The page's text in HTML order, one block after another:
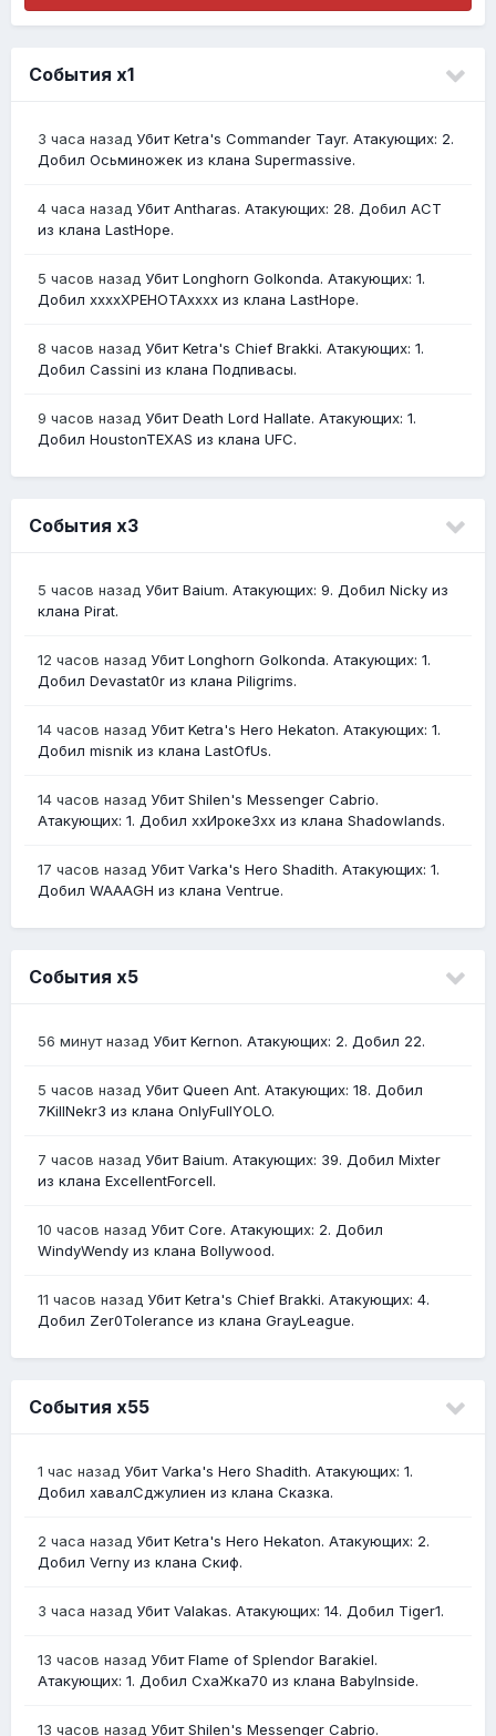
События х1
3 часа назад Убит Ketra's Commander Tayr. Атакующих: 2.
Добил Осьминожек из клана Supermassive.
4 часа назад Убит Antharas. Атакующих: 28. Добил АСТ
из клана LastHope.
5 часов назад Убит Longhorn Golkonda. Атакующих: 1.
Добил ххххХРЕНОТАхххх из клана LastHope.
8 часов назад Убит Ketra's Chief Brakki. Атакующих: 1.
Добил Cassini из клана Подпивасы.
9 часов назад Убит Death Lord Hallate. Атакующих: 1.
Добил HoustonTEXAS из клана UFC.
События х3
5 часов назад Убит Baium. Атакующих: 9. Добил Nicky из
клана Pirat.
12 часов назад Убит Longhorn Golkonda. Атакующих: 1.
Добил Devastat0r из клана Piligrims.
14 часов назад Убит Ketra's Hero Hekaton. Атакующих: 1.
Добил misnik из клана LastOfUs.
14 часов назад Убит Shilen's Messenger Cabrio.
Атакующих: 1. Добил ххИрокеЗхх из клана Shadowlands.
17 часов назад Убит Varka's Hero Shadith. Атакующих: 1.
Добил WAAAGH из клана Ventrue.
События х5
56 минут назад Убит Kernon. Атакующих: 2. Добил 22.
5 часов назад Убит Queen Ant. Атакующих: 18. Добил
7KillNekr3 из клана OnlyFullYOLO.
7 часов назад Убит Baium. Атакующих: 39. Добил Mixter
из клана ExcellentForceII.
10 часов назад Убит Core. Атакующих: 2. Добил
WindyWendy из клана Bollywood.
11 часов назад Убит Ketra's Chief Brakki. Атакующих: 4.
Добил Zer0Tolerance из клана GrayLeague.
События х55
1 час назад Убит Varka's Hero Shadith. Атакующих: 1.
Добил хавалСджулиен из клана Сказка.
2 часа назад Убит Ketra's Hero Hekaton. Атакующих: 2.
Добил Verny из клана Скиф.
3 часа назад Убит Valakas. Атакующих: 14. Добил Tiger1.
13 часов назад Убит Flame of Splendor Barakiel.
Атакующих: 1. Добил СхаЖка70 из клана BabyInside.
13 часов назад Убит Shilen's Messenger Cabrio.